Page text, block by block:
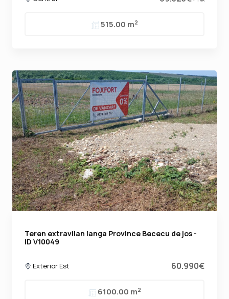
515.00 m2
Teren extravilan langa Province Bececu de jos -
ID V10049
Exterior Est 60.990€
6100.00 m2